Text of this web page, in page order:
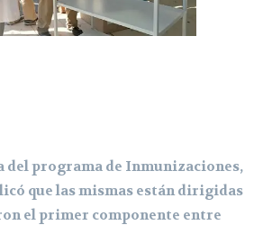
del programa de Inmunizaciones,
que las mismas están dirigidas
el primer componente entre